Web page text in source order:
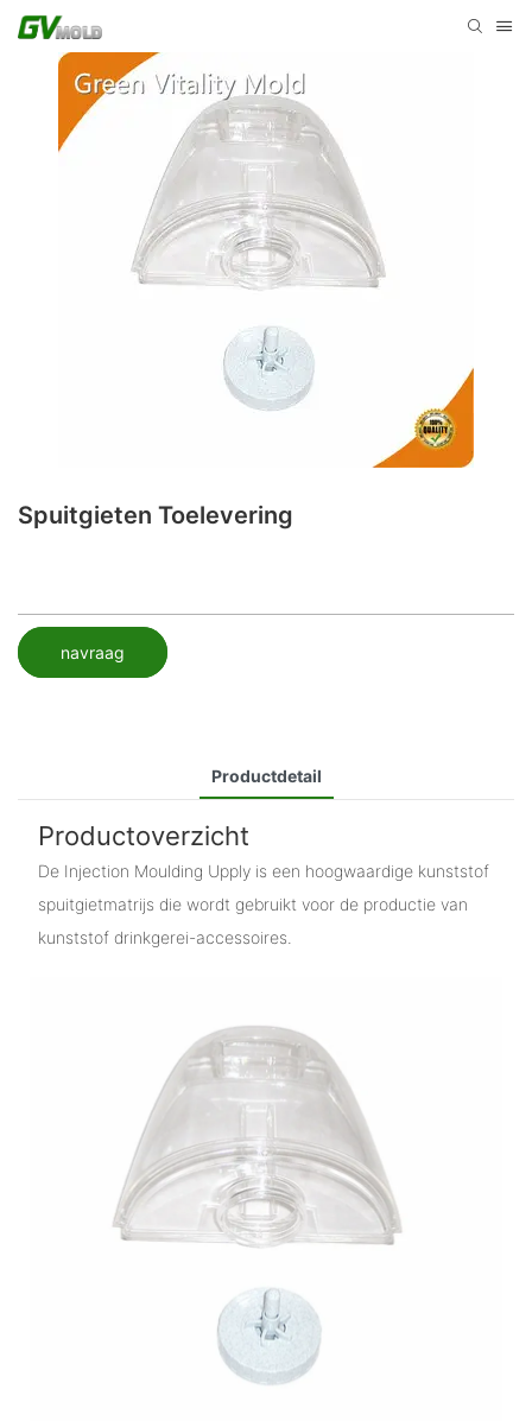
Spuitgieten Toelevering
navraag
Productdetail
Productoverzicht
De Injection Moulding Upply is een hoogwaardige kunststof
spuitgietmatrijs die wordt gebruikt voor de productie van
kunststof drinkgerei-accessoires.